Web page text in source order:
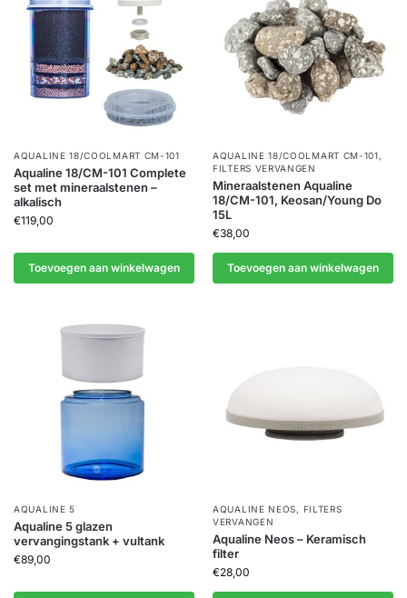
AQUALINE 18/COOLMART CM-101
Aqualine 18/CM-101 Complete
set met mineraalstenen –
alkalisch
€119,00
Toevoegen aan winkelwagen
AQUALINE 18/COOLMART CM-101,
FILTERS VERVANGEN
Mineraalstenen Aqualine
18/CM-101, Keosan/Young Do
15L
€38,00
Toevoegen aan winkelwagen
AQUALINE 5
Aqualine 5 glazen
vervangingstank + vultank
€89,00
AQUALINE NEOS, FILTERS
VERVANGEN
Aqualine Neos – Keramisch
filter
€28,00